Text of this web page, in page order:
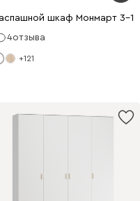
Белый
шкаф Монмарт 3-
4отзыва
+121